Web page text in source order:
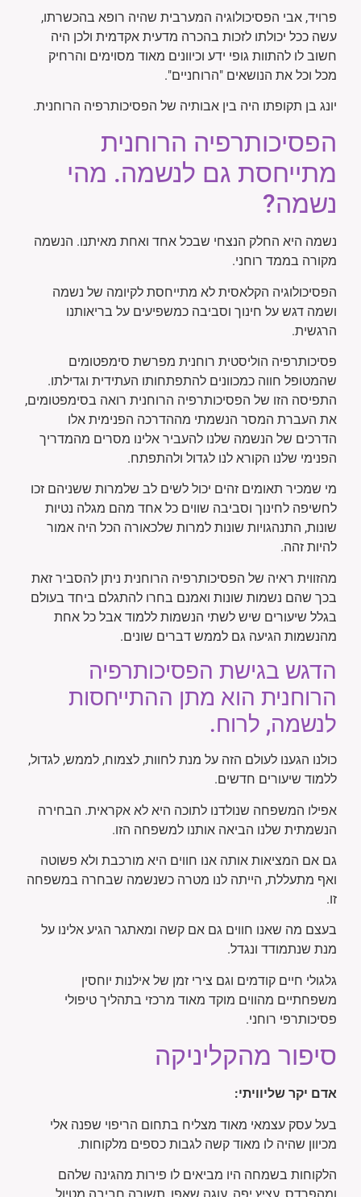
פרויד, אבי הפסיכולוגיה המערבית שהיה רופא בהכשרתו,
עשה ככל יכולתו לזכות בהכרה מדעית אקדמית ולכן היה
חשוב לו להתוות גופי ידע וכיוונים מאוד מסוימים והרחיק
מכל וכל את הנושאים "הרוחניים".
יונג בן תקופתו היה בין אבותיה של הפסיכותרפיה הרוחנית.
הפסיכותרפיה הרוחנית
מתייחסת גם לנשמה. מהי
נשמה?
נשמה היא החלק הנצחי שבכל אחד ואחת מאיתנו. הנשמה
מקורה בממד רוחני.
הפסיכולוגיה הקלאסית לא מתייחסת לקיומה של נשמה
ושמה דגש על חינוך וסביבה כמשפיעים על בריאותנו
הרגשית.
פסיכותרפיה הוליסטית רוחנית מפרשת סימפטומים
שהמטופל חווה כמכוונים להתפתחותו העתידית וגדילתו.
התפיסה הזו של הפסיכותרפיה הרוחנית רואה בסימפטומים,
את העברת המסר הנשמתי מההדרכה הפנימית אלו
הדרכים של הנשמה שלנו להעביר אלינו מסרים מהמדריך
הפנימי שלנו הקורא לנו לגדול ולהתפתח.
מי שמכיר תאומים זהים יכול לשים לב שלמרות ששניהם זכו
לחשיפה לחינוך וסביבה שווים כל אחד מהם מגלה נטיות
שונות, התנהגויות שונות למרות שלכאורה הכל היה אמור
להיות זהה.
מהזווית ראיה של הפסיכותרפיה הרוחנית ניתן להסביר זאת
בכך שהם נשמות שונות ואמנם בחרו להתגלם ביחד בעולם
בגלל שיעורים שיש לשתי הנשמות ללמוד אבל כל אחת
מהנשמות הגיעה גם לממש דברים שונים.
הדגש בגישת הפסיכותרפיה
הרוחנית הוא מתן ההתייחסות
לנשמה, לרוח.
כולנו הגענו לעולם הזה על מנת לחוות, לצמוח, לממש, לגדול,
ללמוד שיעורים חדשים.
אפילו המשפחה שנולדנו לתוכה היא לא אקראית. הבחירה
הנשמתית שלנו הביאה אותנו למשפחה הזו.
גם אם המציאות אותה אנו חווים היא מורכבת ולא פשוטה
ואף מתעללת, הייתה לנו מטרה כשנשמה שבחרה במשפחה
זו.
בעצם מה שאנו חווים גם אם קשה ומאתגר הגיע אלינו על
מנת שנתמודד ונגדל.
גלגולי חיים קודמים וגם צירי זמן של אילנות יוחסין
משפחתיים מהווים מוקד מאוד מרכזי בתהליך טיפולי
פסיכותרפי רוחני.
סיפור מהקליניקה
אדם יקר שליוויתי:
בעל עסק עצמאי מאוד מצליח בתחום הריפוי שפנה אלי
מכיוון שהיה לו מאוד קשה לגבות כספים מלקוחות.
הלקוחות בשמחה היו מביאים לו פירות מהגינה שלהם